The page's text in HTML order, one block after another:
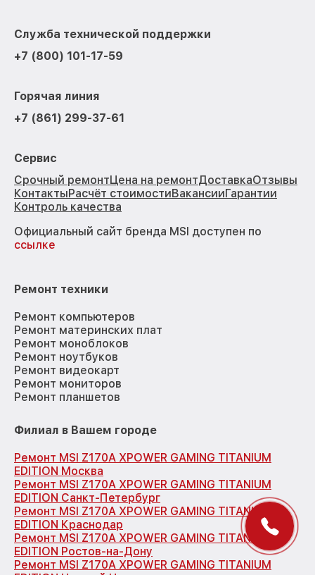
Служба технической поддержки
+7 (800) 101-17-59
Горячая линия
+7 (861) 299-37-61
Сервис
Срочный ремонтЦена на ремонтДоставкаОтзывы
КонтактыРасчёт стоимостиВакансииГарантии
Контроль качества
Официальный сайт бренда MSI доступен по
ссылке
Ремонт техники
Ремонт компьютеров
Ремонт материнских плат
Ремонт моноблоков
Ремонт ноутбуков
Ремонт видеокарт
Ремонт мониторов
Ремонт планшетов
Филиал в Вашем городе
Ремонт MSI Z170A XPOWER GAMING TITANIUM
EDITION Москва
Ремонт MSI Z170A XPOWER GAMING TITANIUM
EDITION Санкт-Петербург
Ремонт MSI Z170A XPOWER GAMING TITANIUM
EDITION Краснодар
Ремонт MSI Z170A XPOWER GAMING TITANIUM
EDITION Ростов-на-Дону
Ремонт MSI Z170A XPOWER GAMING TITANIUM